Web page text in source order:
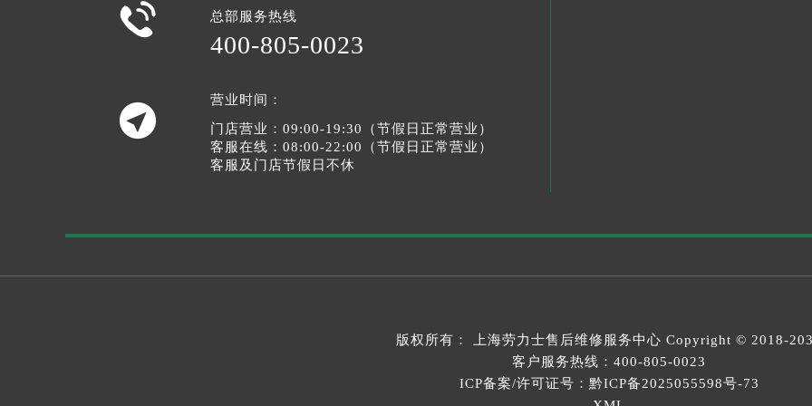
 总部服务热线
400-805-0023

营业时间：
门店营业：09:00-19:30（节假日正常营业）
客服在线：08:00-22:00（节假日正常营业）
客服及门店节假日不休
版权所有： 上海劳力士售后维修服务中心 Copyright © 2018-
客户服务热线： 400-805-0023
ICP备案/许可证号：黔ICP备2025055598号-73